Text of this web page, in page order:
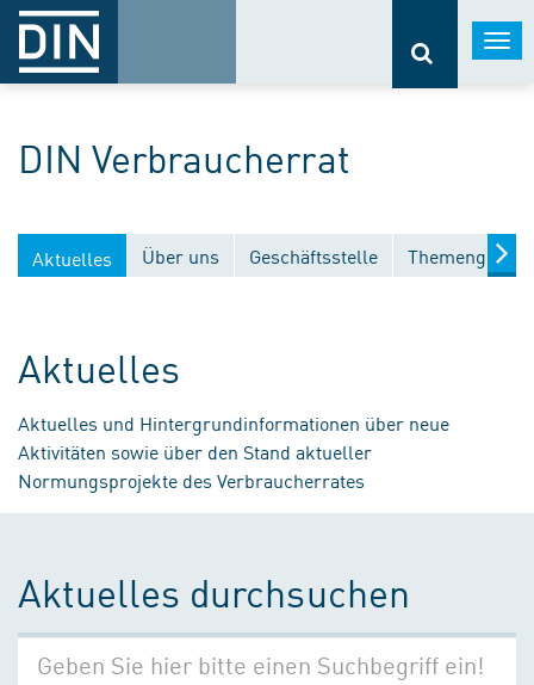
DIN Verbraucherrat
Aktuelles Über uns Geschäftsstelle
Aktuelles
Aktuelles und Hintergrundinformationen über neue
Aktivitäten sowie über den Stand aktueller
Normungsprojekte des Verbraucherrates
Aktuelles durchsuchen